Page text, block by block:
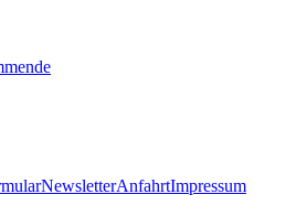
NewsletterAnfahrtImpressum